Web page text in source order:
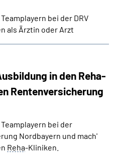
bei der DRV
als Ärztin oder Arzt
in den Reha-
Rentenversicherung
bei der
Nordbayern und mach'
Reha-Kliniken.